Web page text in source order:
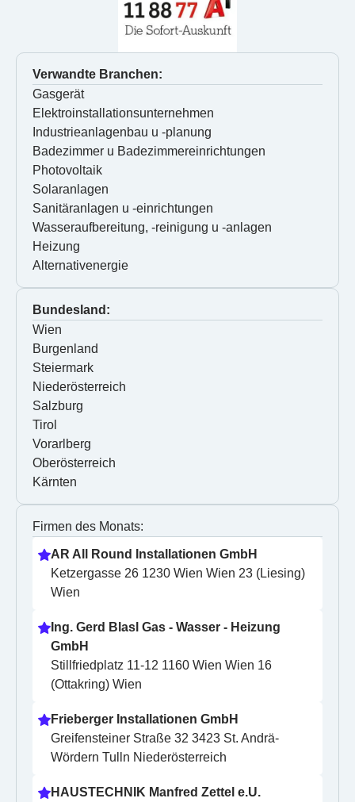
Verwandte Branchen:
Gasgerät
Elektroinstallationsunternehmen
Industrieanlagenbau u -planung
Badezimmer u Badezimmereinrichtungen
Photovoltaik
Solaranlagen
Sanitäranlagen u -einrichtungen
Wasseraufbereitung, -reinigung u -anlagen
Heizung
Alternativenergie
Bundesland:
Wien
Burgenland
Steiermark
Niederösterreich
Salzburg
Tirol
Vorarlberg
Oberösterreich
Kärnten
Firmen des Monats:
AR All Round Installationen GmbH
Ketzergasse 26 1230 Wien Wien 23 (Liesing)
Wien
Ing. Gerd Blasl Gas - Wasser - Heizung
GmbH
Stillfriedplatz 11-12 1160 Wien Wien 16
(Ottakring) Wien
Frieberger Installationen GmbH
Greifensteiner Straße 32 3423 St. Andrä-
Wördern Tulln Niederösterreich
HAUSTECHNIK Manfred Zettel e.U.